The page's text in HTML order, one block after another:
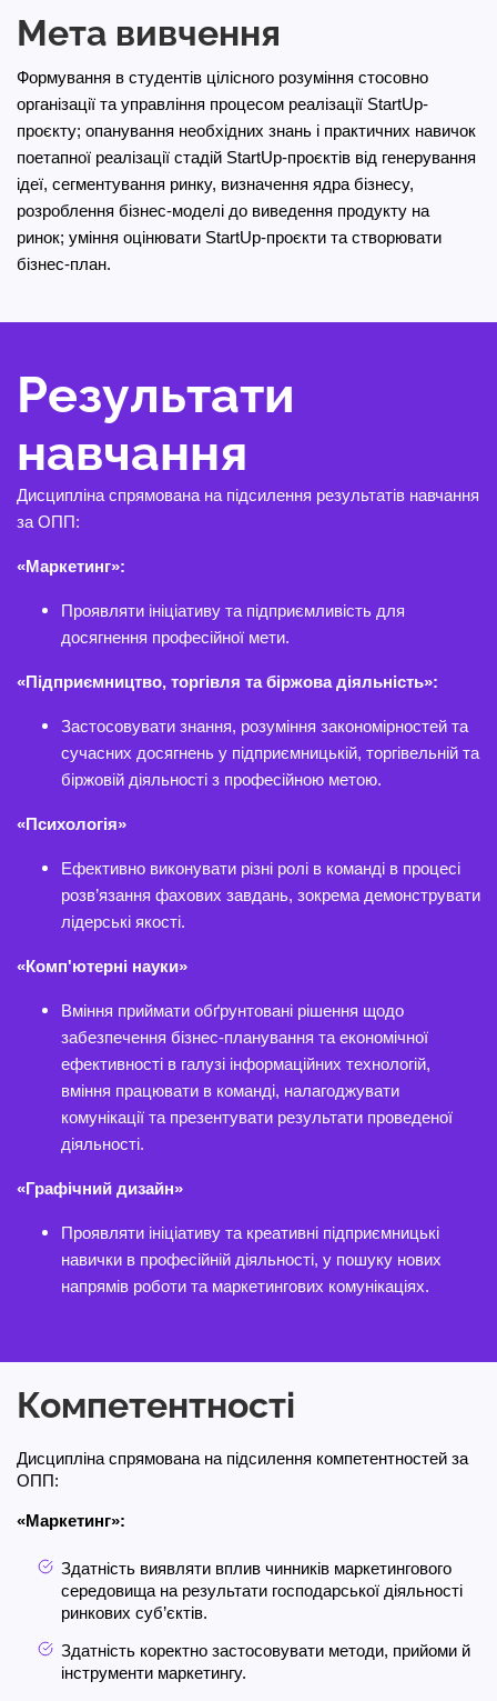
Мета вивчення
Формування в студентів цілісного розуміння стосовно
організації та управління процесом реалізації StartUp-
проєкту; опанування необхідних знань і практичних навичок
поетапної реалізації стадій StartUp-проєктів від генерування
ідеї, сегментування ринку, визначення ядра бізнесу,
розроблення бізнес-моделі до виведення продукту на
ринок; уміння оцінювати StartUp-проєкти та створювати
бізнес-план.
Результати
навчання
Дисципліна спрямована на підсилення результатів навчання
за ОПП:
«Маркетинг»:
Проявляти ініціативу та підприємливість для
досягнення професійної мети.
«Підприємництво, торгівля та біржова діяльність»:
Застосовувати знання, розуміння закономірностей та
сучасних досягнень у підприємницькій, торгівельній та
біржовій діяльності з професійною метою.
«Психологія»
Ефективно виконувати різні ролі в команді в процесі
розв’язання фахових завдань, зокрема демонструвати
лідерські якості.
«Комп'ютерні науки»
Вміння приймати обґрунтовані рішення щодо
забезпечення бізнес-планування та економічної
ефективності в галузі інформаційних технологій,
вміння працювати в команді, налагоджувати
комунікації та презентувати результати проведеної
діяльності.
«Графічний дизайн»
Проявляти ініціативу та креативні підприємницькі
навички в професійній діяльності, у пошуку нових
напрямів роботи та маркетингових комунікаціях.
Компетентності
Дисципліна спрямована на підсилення компетентностей за
ОПП:
«Маркетинг»:
Здатність виявляти вплив чинників маркетингового
середовища на результати господарської діяльності
ринкових суб’єктів.
Здатність коректно застосовувати методи, прийоми й
інструменти маркетингу.